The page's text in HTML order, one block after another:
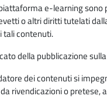
e-learning sono
o altri diritti tutelati
tali contenuti.
della pubblicazione
dei contenuti si
rivendicazioni o